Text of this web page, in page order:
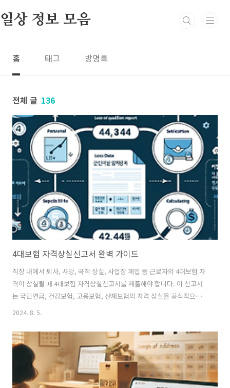
일상 정보 모음
홈 태그 방명록
전체 글 136
4대보험 자격상실신고서 완벽 가이드
직장 내에서 퇴사, 사망, 국적 상실, 사업장 폐업 등 근로자의 4대보험 자
격이 상실될 때 4대보험 자격상실신고서를 제출해야 합니다. 이 신고서
는 국민연금, 건강보험, 고용보험, 산재보험의 자격 상실을 공식적으로
보고하는 문서로, 이를 적시에 제출하지 않을 경우 사업주에게 과태료가
지금부터 4대보험 자격상실신고서의 작성과 제출 방법, 주의사항에 대해
자세히 설명하겠습니다. ​4대보험 자격상실신고서란? 4대보험 자격상실
신고서는 사업주가 근로자의 4대보험 자격이 상실되었음을 각 보험 공단
에 보고하기 위해 작성하는 서류입니다. 이 서류는 국민연금공단, 건강보
험공단, 고용노동부, 근로복지공단에서 제공하는 공통 양식으로, 근로자
2024. 8. 5.